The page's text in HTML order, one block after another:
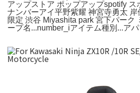
アップストア ポップアップspotify ス
ナンバーアイ平野紫耀 神宮寺勇太
限定 渋谷 Miyashita park 宮下パーク
ープ名...number_iアイテム種別...ア